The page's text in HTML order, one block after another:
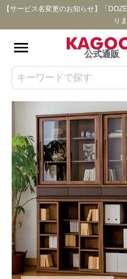
【サービス名変更のお知らせ】「
り
公式通販